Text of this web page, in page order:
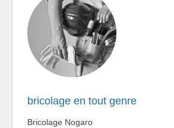
bricolage en tout genre
Bricolage Nogaro